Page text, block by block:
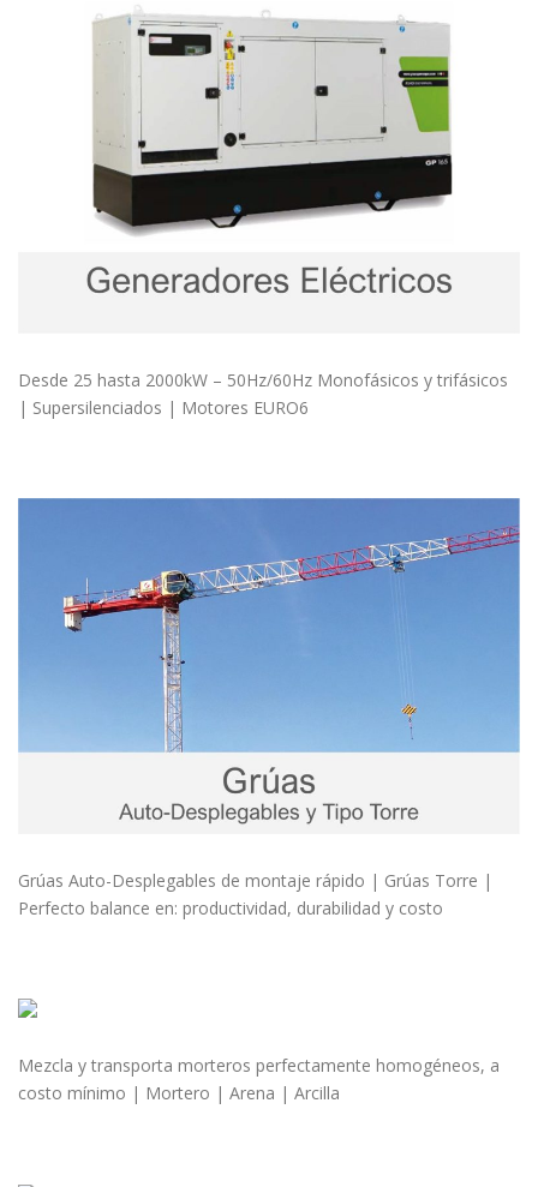
Desde 25 hasta 2000kW – 50Hz/60Hz Monofásicos y trifásicos
| Supersilenciados | Motores EURO6
Grúas Auto-Desplegables de montaje rápido | Grúas Torre |
Perfecto balance en: productividad, durabilidad y costo
Mezcla y transporta morteros perfectamente homogéneos, a
costo mínimo | Mortero | Arena | Arcilla